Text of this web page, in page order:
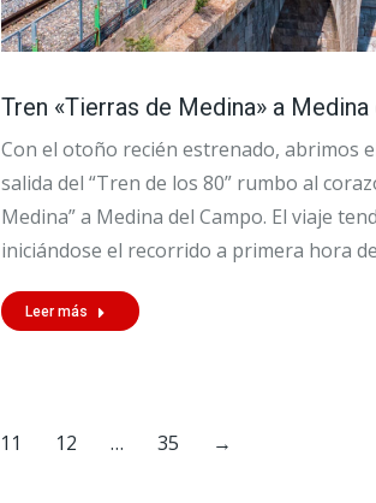
Tren «Tierras de Medina» a
Con el otoño recién estrenado, abrimos
salida del “Tren de los 80” rumbo al
Medina” a Medina del Campo. El viaje
iniciándose el recorrido a primera hora
Leer más
11 12 … 35 →